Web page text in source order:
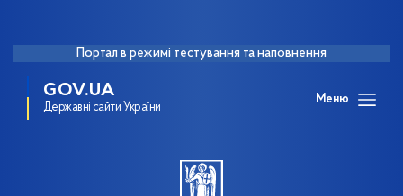
Портал в режимі тестування та наповнення
GOV.UA
Державні сайти України
Меню